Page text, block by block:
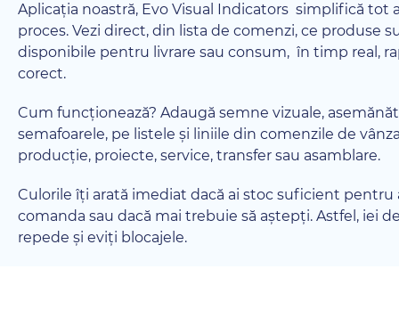
Aplicația noastră, Evo Visual Indicators simplifică tot
proces. Vezi direct, din lista de comenzi, ce produse
disponibile pentru livrare sau consum, în timp real,
corect.
Cum funcționează? Adaugă semne vizuale,
semafoarele, pe listele și liniile din comenzile de
producție, proiecte, service, transfer sau asamblare.
Culorile îți arată imediat dacă ai stoc suficient pentru
comanda sau dacă mai trebuie să aștepți. Astfel, iei
repede și eviți blocajele.